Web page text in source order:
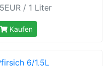
/ 1 Liter
Kaufen